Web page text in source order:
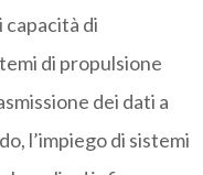
capacità di
di propulsione
dei dati a
l’impiego di sistemi